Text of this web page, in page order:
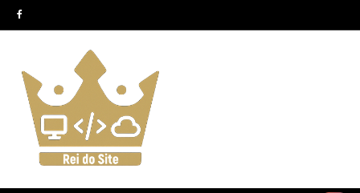
Pular
para
conteúdo